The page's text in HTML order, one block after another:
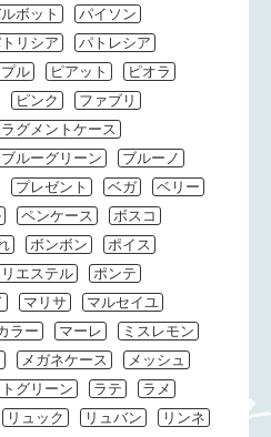
ボット
パイソン
リシア
パトレシア
ル ピアット
ピオラ
ピンク
ファブリ
グメントケース
ブルーグリーン
ブルーノ
プレゼント ベガ
ベリー
ペンケース
ボスコ
ボンボン
ポイス
エステル
ポンテ
マリサ
マルセイユ
ラー マーレ
ミスレモン
メガネケース
メッシュ
グリーン ラテ
ラメ
リュック リュバン
リンネ